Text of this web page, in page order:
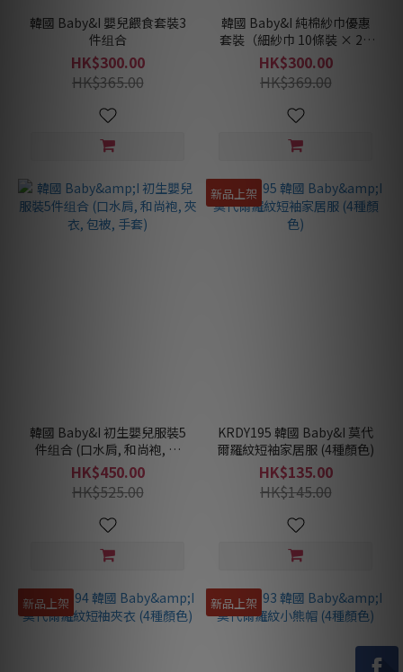
韓國 Baby&I 嬰兒餵食套裝3
件组合
HK$300.00
HK$365.00
韓國 Baby&I 純棉紗巾優惠
套裝（細紗巾 10條裝 × 2 +
大紗巾 5條裝 × 1）
HK$300.00
HK$369.00
韓國 Baby&I 初生嬰兒服裝5
件组合 (口水肩, 和尚袍, 夾
衣, 包被, 手套)
HK$450.00
HK$525.00
新品上架
KRDY195 韓國 Baby&I 莫代
爾羅紋短袖家居服 (4種顏色)
HK$135.00
HK$145.00
新品上架 新品上架